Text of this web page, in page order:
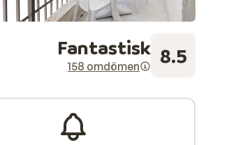
Fantastisk
158 omdömen 8.5